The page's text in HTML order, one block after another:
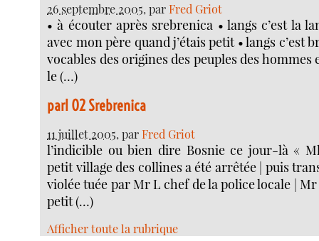
26 septembre 2005, parFred Griot
• à écouter après srebrenica • langs c’est la
avec mon père quand j’étais petit • langs c’est
vocables des origines des peuples des hommes
le (…)
parl 02 Srebrenica
11 juillet 2005, parFred Griot
l’indicible ou bien dire Bosnie ce jour-là «
petit village des collines a été arrêtée | puis
violée tuée par Mr L chef de la police locale |
petit (…)
Afficher toute la rubrique